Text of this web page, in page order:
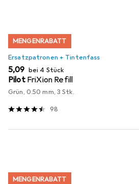
MENGENRABATT
Ersatzpatronen + Tintenfass
EUR
5,09 bei 4 Stück
Pilot FriXion Refill
Grün, 0.50 mm, 3 Stk.
98
MENGENRABATT